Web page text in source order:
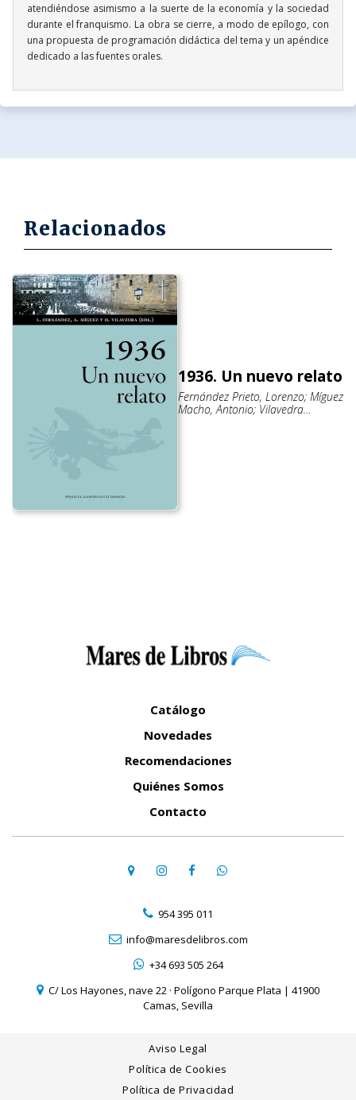
atendiéndose asimismo a la suerte de la economía y la sociedad
durante el franquismo. La obra se cierre, a modo de epílogo, con
una propuesta de programación didáctica del tema y un apéndice
dedicado a las fuentes orales.
Relacionados
1936. Un nuevo relato
Fernández Prieto, Lorenzo; Míguez
Macho, Antonio; Vilavedra
Catálogo
Novedades
Recomendaciones
Quiénes Somos
Contacto
954 395 011
info@maresdelibros.com
+34 693 505 264
C/ Los Hayones, nave 22 · Polígono Parque Plata | 41900
Camas, Sevilla
Aviso Legal
Política de Cookies
Política de Privacidad